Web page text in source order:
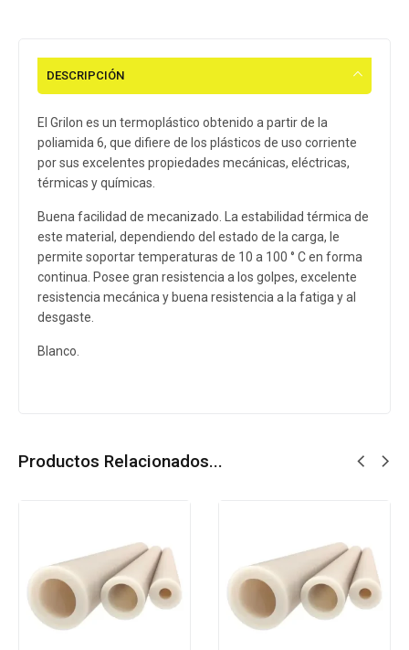
DESCRIPCIÓN
El Grilon es un termoplástico obtenido a partir de la
poliamida 6, que difiere de los plásticos de uso corriente
por sus excelentes propiedades mecánicas, eléctricas,
térmicas y químicas.
Buena facilidad de mecanizado. La estabilidad térmica de
este material, dependiendo del estado de la carga, le
permite soportar temperaturas de 10 a 100 ° C en forma
continua. Posee gran resistencia a los golpes, excelente
resistencia mecánica y buena resistencia a la fatiga y al
desgaste.
Blanco.
Productos Relacionados...